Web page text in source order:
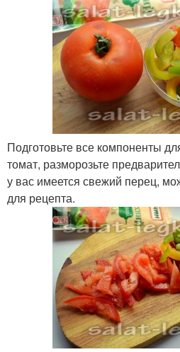
Подготовьте все компоненты
томат, разморозьте
у вас имеется свежий перец,
для рецепта.